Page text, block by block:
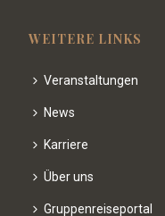
WEITERE LINKS
Veranstaltungen
News
Karriere
Über uns
Gruppenreiseportal